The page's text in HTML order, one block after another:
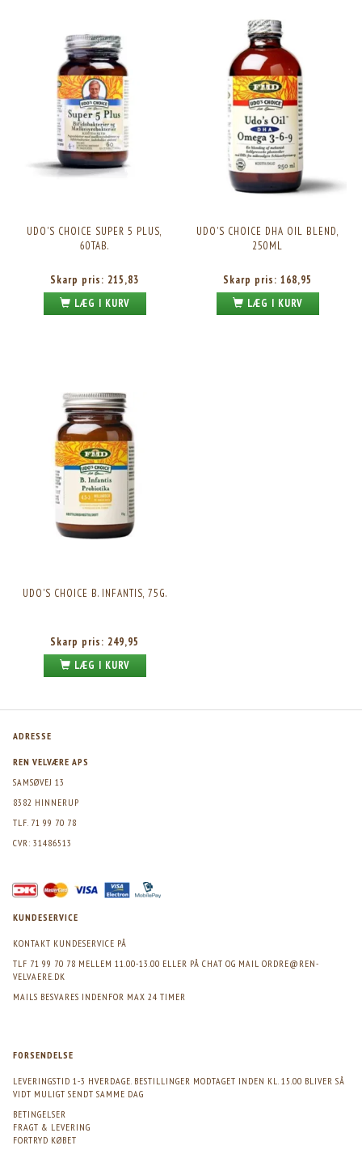
UDO'S CHOICE SUPER 5 PLUS,
60TAB.
Skarp pris: 215,83
LÆG I KURV
UDO'S CHOICE DHA OIL BLEND,
250ML
Skarp pris: 168,95
LÆG I KURV
UDO'S CHOICE B. INFANTIS, 75G.
Skarp pris: 249,95
LÆG I KURV
ADRESSE
REN VELVÆRE APS
SAMSØVEJ 13
8382 HINNERUP
TLF. 71 99 70 78
CVR: 31486513
KUNDESERVICE
KONTAKT KUNDESERVICE PÅ
TLF 71 99 70 78 MELLEM 11.00-13.00 ELLER PÅ CHAT OG MAIL ORDRE@REN-
VELVAERE.DK
MAILS BESVARES INDENFOR MAX 24 TIMER
FORSENDELSE
LEVERINGSTID 1-3 HVERDAGE. BESTILLINGER MODTAGET INDEN KL. 15.00 BLIVER SÅ
VIDT MULIGT SENDT SAMME DAG
BETINGELSER
FRAGT & LEVERING
FORTRYD KØBET